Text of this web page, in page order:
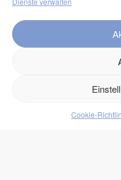
Cookie-
Service
FAQ
Kontakt